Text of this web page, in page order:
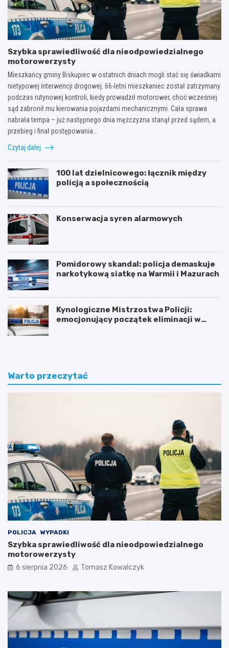
Szybka sprawiedliwość dla nieodpowiedzialnego
motorowerzysty
Mieszkańcy gminy Biskupiec w ostatnich dniach mogli stać się świadkami
nietypowej interwencji drogowej. 66-letni mieszkaniec został zatrzymany
podczas rutynowej kontroli, kiedy prowadził motorower, choć wcześniej
sąd zabronił mu kierowania pojazdami mechanicznymi. Cała sprawa
nabrała tempa – już następnego dnia mężczyzna stanął przed sądem, a
przebieg i finał postępowania…
Czytaj dalej
100 lat dzielnicowego: łącznik między
policją a społecznością
Konserwacja syren alarmowych
Pomidorowy skandal: policja demaskuje
narkotykową siatkę na Warmii i Mazurach
Kynologiczne Mistrzostwa Policji:
emocjonujący początek eliminacji w
Warto przeczytać
POLICJA WYPADKI
Szybka sprawiedliwość dla nieodpowiedzialnego
motorowerzysty
6 sierpnia 2026 Tomasz Kowalczyk